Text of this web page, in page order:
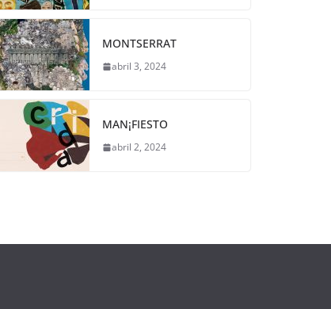
MONTSERRAT
abril 3, 2024
MAN¡FIESTO
abril 2, 2024